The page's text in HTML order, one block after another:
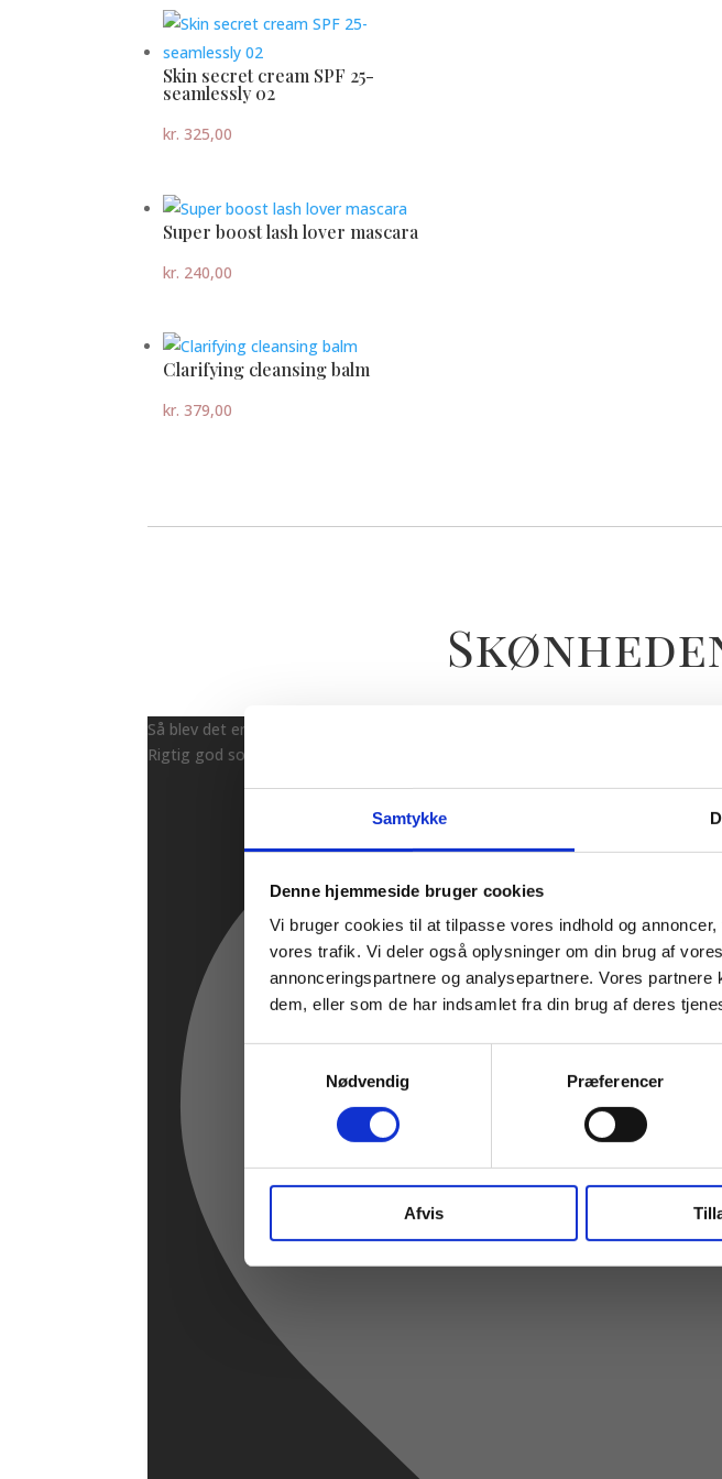
Samtykke
Denne hjemmeside bruger cookies
Vi bruger cookies til at tilpasse vores indhold og
vores trafik. Vi deler også oplysninger om din brug af
annonceringspartnere og analysepartnere. Vores
dem, eller som de har indsamlet fra din brug af deres
Nødvendig
Præferencer
Afvis
Skin secret cream SPF 25-
seamlessly 02
kr. 325,00
Super boost lash lover mascara
kr. 240,00
Clarifying cleansing balm
kr. 379,00
Så blev det endelig min tur, sidste arbejdsdag inden 14 dages velfortjent ferie 🌸
Rigtig god sommer til jer derude, vi ses snart igen ☀️